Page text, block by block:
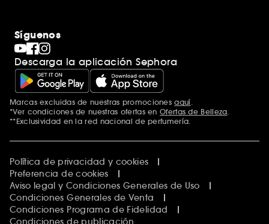
Síguenos
Descarga la aplicación Sephora
Marcas excluidas de nuestras promocionesaquí.
*Ver condiciones de nuestras ofertas en Ofertas de Belleza.
**Exclusividad en la red nacional de perfumería.
Política de privacidad y cookies
Preferencia de cookies
Aviso legal y Condiciones Generales de Uso
Condiciones Generales de Venta
Condiciones Programa de Fidelidad
Condiciones de publicación